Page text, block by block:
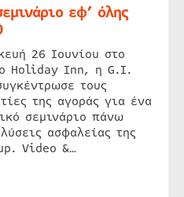
εφ’ όλης
26 Ιουνίου στο
Holiday Inn, η G.I.
τους
της αγοράς για ένα
σεμινάριο πάνω
ασφαλείας της
Video &…